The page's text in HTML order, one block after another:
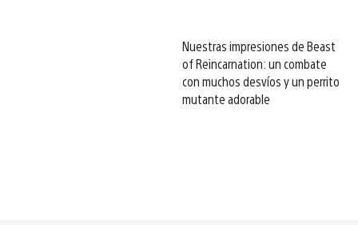
Nuestras impresiones de Beast
of Reincarnation: un combate
con muchos desvíos y un perrito
mutante adorable